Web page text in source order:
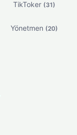
TikToker (31)
Yönetmen (20)